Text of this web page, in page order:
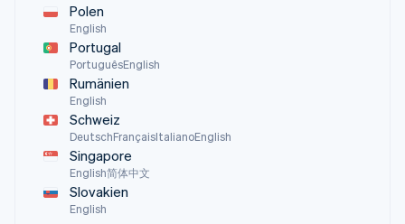
Polen
English
Portugal
PortuguêsEnglish
Rumänien
English
Schweiz
DeutschFrançaisItalianoEnglish
Singapore
English简体中文
Slovakien
English